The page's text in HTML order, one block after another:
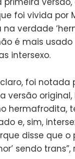
foi vivida por
na verdade
é mais usado
intersexo.
foi notada
versão original,
hermafrodita,
e, sim,
disse que o
sendo